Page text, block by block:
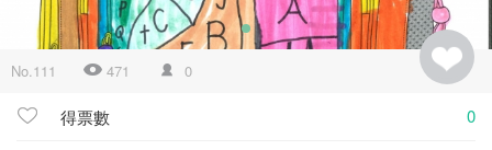
No.111 471 0
得票數 0